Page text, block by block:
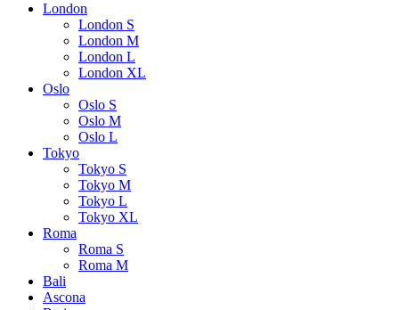
London
London S
London M
London L
London XL
Oslo
Oslo S
Oslo M
Oslo L
Tokyo
Tokyo S
Tokyo M
Tokyo L
Tokyo XL
Roma
Roma S
Roma M
Bali
Ascona